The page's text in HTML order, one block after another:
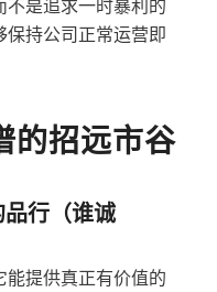
持公司正常运营即
的招远市谷
行（谁诚
提供真正有价值的